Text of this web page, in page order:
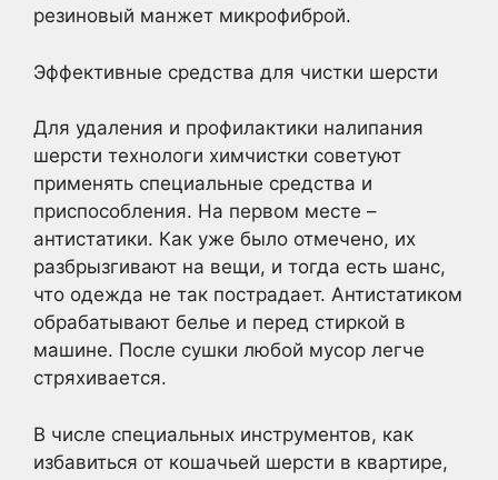
резиновый манжет микрофиброй.
Эффективные средства для чистки шерсти
Для удаления и профилактики налипания
шерсти технологи химчистки советуют
применять специальные средства и
приспособления. На первом месте –
антистатики. Как уже было отмечено, их
разбрызгивают на вещи, и тогда есть шанс,
что одежда не так пострадает. Антистатиком
обрабатывают белье и перед стиркой в
машине. После сушки любой мусор легче
стряхивается.
В числе специальных инструментов, как
избавиться от кошачьей шерсти в квартире,